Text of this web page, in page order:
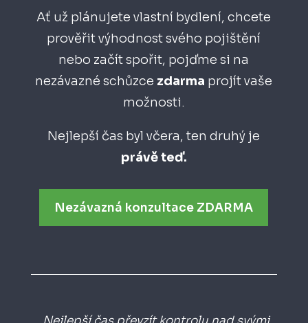
Ať už plánujete vlastní bydlení, chcete
prověřit výhodnost svého pojištění
nebo začít spořit, pojďme si na
nezávazné schůzce zdarma projít vaše
možnosti.
Nejlepší čas byl včera, ten druhý je
právě teď.
Nezávazná konzultace ZDARMA